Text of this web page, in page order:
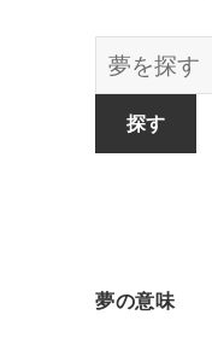
夢
の
夢の意味